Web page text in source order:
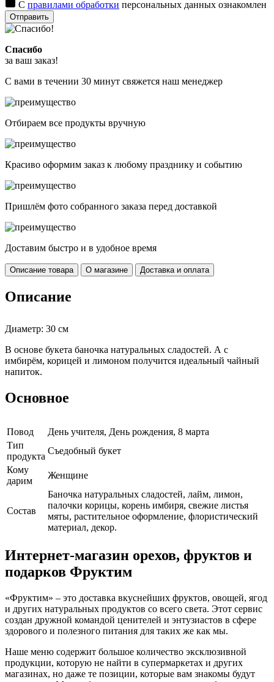
С правилами обработки персональных данных ознакомлен
Отправить
Спасибо
за ваш заказ!
С вами в течении 30 минут свяжется наш менеджер
Отбираем все продукты вручную
Красиво оформим заказ к любому празднику и событию
Пришлём фото собранного заказа перед доставкой
Доставим быстро и в удобное время
Описание товара О магазине Доставка и оплата
Описание
Диаметр: 30 см
В основе букета баночка натуральных сладостей. А с
имбирём, корицей и лимоном получится идеальный чайный
напиток.
Основное
Повод
День учителя, День рождения, 8 марта
Тип
продукта
Съедобный букет
Кому
дарим
Женщине
Cостав
Баночка натуральных сладостей, лайм, лимон,
палочки корицы, корень имбиря, свежие листья
мяты, растительное оформление, флористический
материал, декор.
Интернет-магазин орехов, фруктов и
подарков Фруктим
«Фруктим» – это доставка вкуснейших фруктов, овощей, ягод
и других натуральных продуктов со всего света. Этот сервис
создан дружной командой ценителей и энтузиастов в сфере
здорового и полезного питания для таких же как мы.
Наше меню содержит большое количество эксклюзивной
продукции, которую не найти в супермаркетах и других
магазинах, но даже те позиции, которые вам знакомы будут